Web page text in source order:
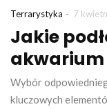
Terrarystyka - 7
Jakie
Wybór
kluczowych